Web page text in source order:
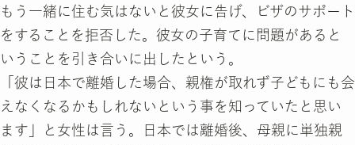
もう一緒に住む気はないと彼女に告げ、ビザのサポート
をすることを拒否した。彼女の子育てに問題があると
いうことを引き合いに出したという。
「彼は日本で離婚した場合、親権が取れず子どもにも会
えなくなるかもしれないという事を知っていたと思い
ます」と女性は言う。日本では離婚後、母親に単独親